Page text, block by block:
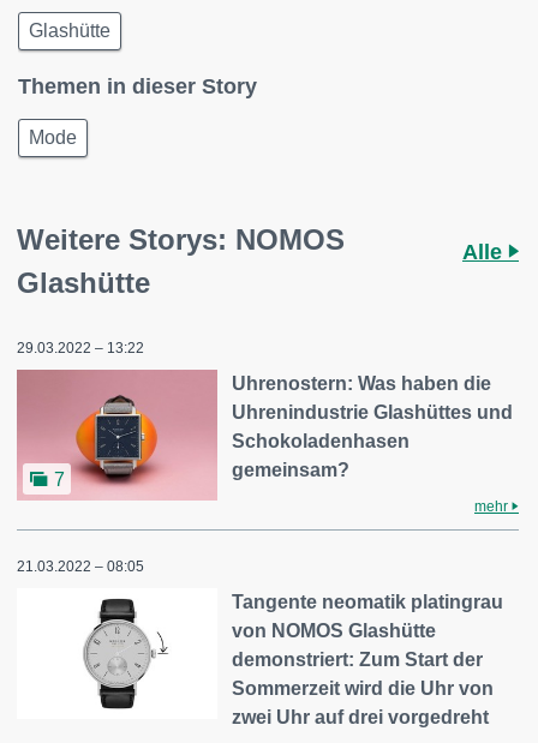
Glashütte
Themen in dieser Story
Mode
Weitere Storys: NOMOS
Glashütte
Alle
29.03.2022 – 13:22
7
Uhrenostern: Was haben die
Uhrenindustrie Glashüttes und
Schokoladenhasen
gemeinsam?
mehr
21.03.2022 – 08:05
Tangente neomatik platingrau
von NOMOS Glashütte
demonstriert: Zum Start der
Sommerzeit wird die Uhr von
zwei Uhr auf drei vorgedreht